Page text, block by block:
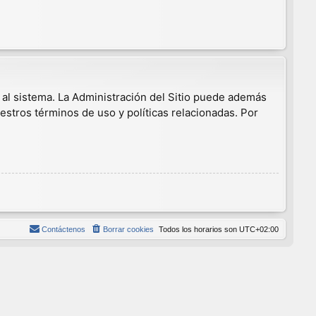
sistema. La Administración del Sitio puede además
términos de uso y políticas relacionadas. Por
Todos los horarios son UTC+02:00
Borrar cookies
Contáctenos